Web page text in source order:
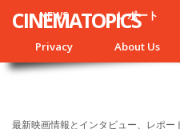
NEWS レポート
Privacy About Us
CINEMATOPICS
最新映画情報とインタビュー、レポ